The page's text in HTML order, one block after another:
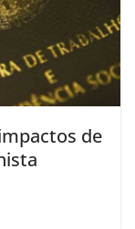
de